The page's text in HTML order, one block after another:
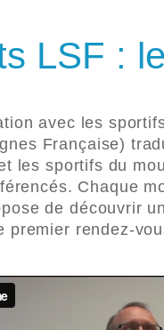
LSF :
avec les
Française)
les sportifs du
Chaque
de découvrir
premier rendez-